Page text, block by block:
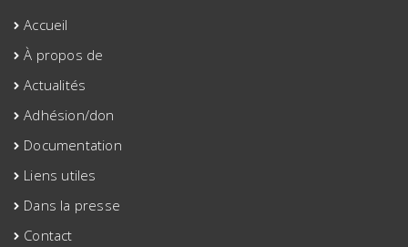
Accueil
À propos de
Actualités
Adhésion/don
Documentation
Liens utiles
Dans la presse
Contact